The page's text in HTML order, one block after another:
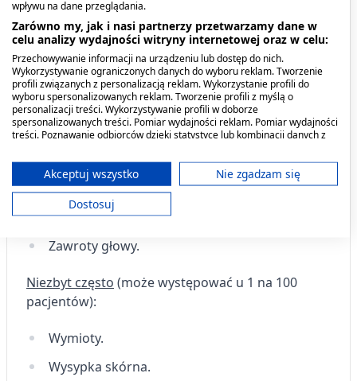
Nudności.
Nagłe zaczerwienienie twarzy.
Uderzenia gorąca (objawy obejmują uczucie
gorąca w górnej części ciała).
Niestrawność.
Widzenie z kolorową poświatą, niewyraźne
widzenie, zaburzenia widzenia.
Uczucie zatkanego nosa.
Zawroty głowy.
Niezbyt często (może występować u 1 na 100
pacjentów):
Wymioty.
Wysypka skórna.
wpływu na dane przeglądania.
Zarówno my, jak i nasi partnerzy przetwarzamy dane w
celu analizy wydajności witryny internetowej oraz w celu:
Przechowywanie informacji na urządzeniu lub dostęp do nich.
Wykorzystywanie ograniczonych danych do wyboru reklam. Tworzenie
profili związanych z personalizacją reklam. Wykorzystanie profili do
wyboru spersonalizowanych reklam. Tworzenie profili z myślą o
personalizacji treści. Wykorzystywanie profili w doborze
spersonalizowanych treści. Pomiar wydajności reklam. Pomiar wydajności
treści. Poznawanie odbiorców dzięki statystyce lub kombinacji danych z
ograniczonych danych do wyboru treści.
Dane mogą być udostępniane poza Unię Europejską i wysyłane do USA.
Twoja zgoda i polityka cookie dotyczą wyłącznie tej witryny/aplikacji.
Wyświetl listę partnerów (11 dostawców IAB)
Cele przetwarzania IAB:
Przechowywanie informacji na urządzeniu
lub dostęp do nich
wyboru reklam
Tworzenie profili w celu
Akceptuj wszystko
Nie zgadzam się
Dostosuj